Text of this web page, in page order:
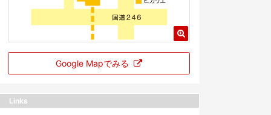
Google Mapでみる
Links